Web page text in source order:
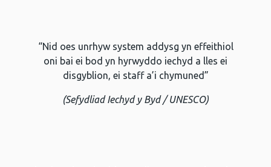
“Nid oes unrhyw system addysg yn effeithiol
oni bai ei bod yn hyrwyddo iechyd a lles ei
disgyblion, ei staff a’i chymuned”
(Sefydliad Iechyd y Byd / UNESCO)